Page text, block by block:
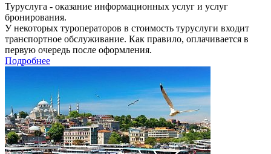
Туруслуга - оказание информационных услуг и услуг
бронирования.
У некоторых туроператоров в стоимость туруслуги входит
транспортное обслуживание. Как правило, оплачивается в
первую очередь после оформления.
Подробнее